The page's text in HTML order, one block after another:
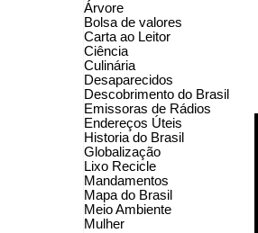
Árvore
Bolsa de valores
Carta ao Leitor
Ciência
Culinária
Desaparecidos
Descobrimento do Brasil
Emissoras de Rádios
Endereços Úteis
Historia do Brasil
Globalização
Lixo Recicle
Mandamentos
Mapa do Brasil
Meio Ambiente
Mulher